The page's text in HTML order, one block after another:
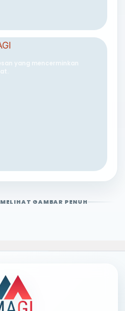
yang mencerminkan
GAMBAR PENUH